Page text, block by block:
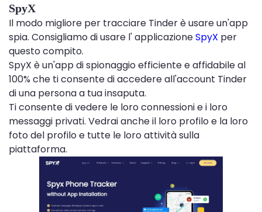
SpyX
Il modo migliore per tracciare Tinder è usare un'app
spia. Consigliamo di usare l' applicazioneSpyX per
questo compito.
SpyX è un'app di spionaggio efficiente e affidabile al
100% che ti consente di accedere all'account Tinder
di una persona a tua insaputa.
Ti consente di vedere le loro connessioni e i loro
messaggi privati. Vedrai anche il loro profilo e la loro
foto del profilo e tutte le loro attività sulla
piattaforma.